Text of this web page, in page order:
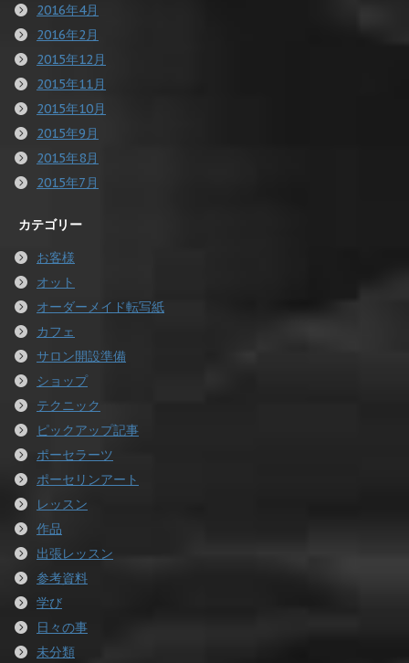
2016年4月
2016年2月
2015年12月
2015年11月
2015年10月
2015年9月
2015年8月
2015年7月
カテゴリー
お客様
オット
オーダーメイド転写紙
カフェ
サロン開設準備
ショップ
テクニック
ピックアップ記事
ポーセラーツ
ポーセリンアート
レッスン
作品
出張レッスン
参考資料
学び
日々の事
未分類